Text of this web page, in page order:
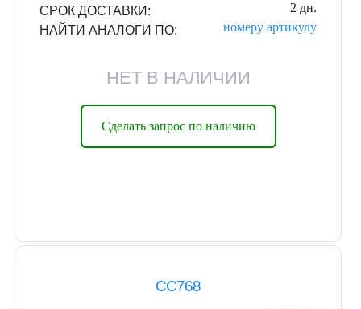
СРОК ДОСТАВКИ:
2 дн.
НАЙТИ АНАЛОГИ ПО:
номеру артикулу
НЕТ В НАЛИЧИИ
Сделать запрос по наличию
CC768